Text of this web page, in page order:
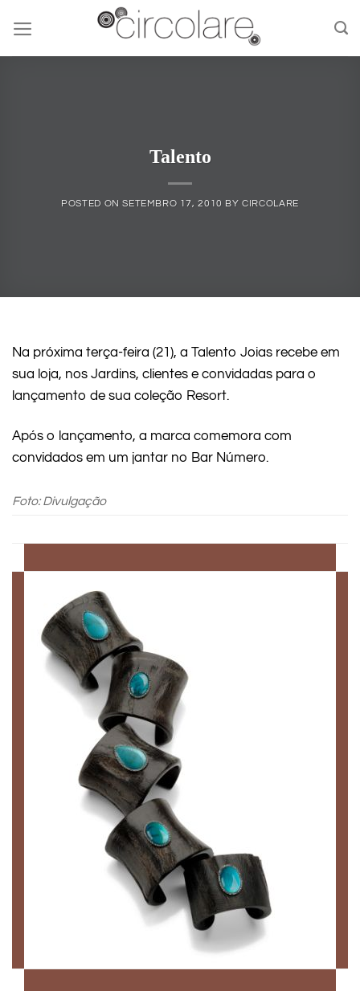
content
Talento
POSTED ONSETEMBRO 17, 2010 BYCIRCOLARE
Na próxima terça-feira (21), a Talento Joias recebe em
sua loja, nos Jardins, clientes e convidadas para o
lançamento de sua coleção Resort.
Após o lançamento, a marca comemora com
convidados em um jantar no Bar Número.
Foto: Divulgação